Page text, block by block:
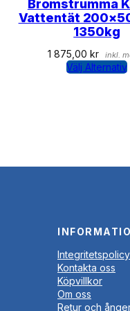
Bromstrumma
Vattentät
1350kg
1 875,00kr inkl.
Välj Alternativ
Kontakta oss
Köpvillkor
Om oss
Retur och